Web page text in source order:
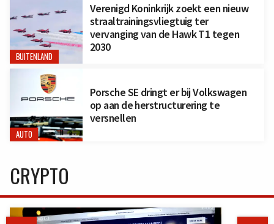
BUITENLAND
Verenigd Koninkrijk zoekt een nieuw
straaltrainingsvliegtuig ter
vervanging van de Hawk T1 tegen
2030
AUTO
Porsche SE dringt er bij Volkswagen
op aan de herstructurering te
versnellen
CRYPTO